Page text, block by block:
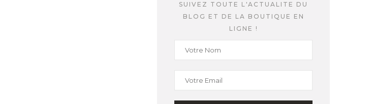
SUIVEZ TOUTE L'ACTUALITE DU
BLOG ET DE LA BOUTIQUE EN
LIGNE !